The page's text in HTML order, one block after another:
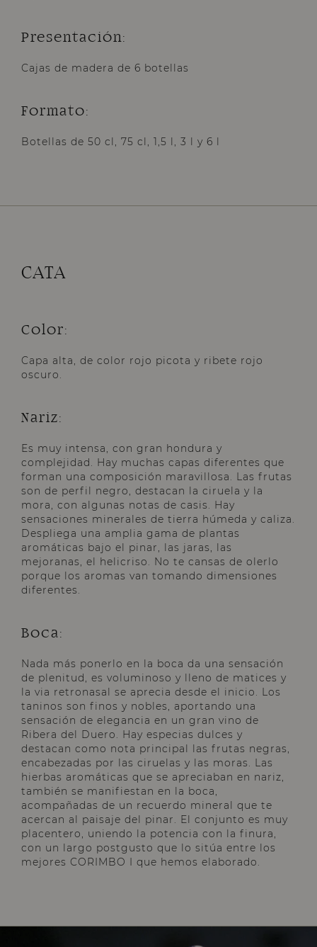
Presentación:
Cajas de madera de 6 botellas
Formato:
Botellas de 50 cl, 75 cl, 1,5 l, 3 l y 6 l
CATA
Color:
Capa alta, de color rojo picota y ribete rojo
oscuro.
Nariz:
Es muy intensa, con gran hondura y
complejidad. Hay muchas capas diferentes que
forman una composición maravillosa. Las frutas
son de perfil negro, destacan la ciruela y la
mora, con algunas notas de casis. Hay
sensaciones minerales de tierra húmeda y caliza.
Despliega una amplia gama de plantas
aromáticas bajo el pinar, las jaras, las
mejoranas, el helicriso. No te cansas de olerlo
porque los aromas van tomando dimensiones
diferentes.
Boca:
Nada más ponerlo en la boca da una sensación
de plenitud, es voluminoso y lleno de matices y
la via retronasal se aprecia desde el inicio. Los
taninos son finos y nobles, aportando una
sensación de elegancia en un gran vino de
Ribera del Duero. Hay especias dulces y
destacan como nota principal las frutas negras,
encabezadas por las ciruelas y las moras. Las
hierbas aromáticas que se apreciaban en nariz,
también se manifiestan en la boca,
acompañadas de un recuerdo mineral que te
acercan al paisaje del pinar. El conjunto es muy
placentero, uniendo la potencia con la finura,
con un largo postgusto que lo sitúa entre los
mejores CORIMBO I que hemos elaborado.